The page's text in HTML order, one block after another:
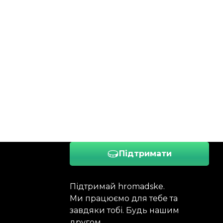
Підтримати
Підтримай hromadske.
Ми працюємо для тебе та
завдяки тобі. Будь нашим